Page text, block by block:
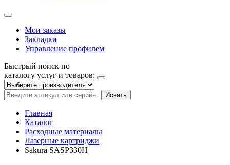
Мои заказы
Закладки
Управление профилем
Быстрый поиск по
каталогу услуг и товаров:
Искать
Главная
Каталог
Расходные материалы
Лазерные картриджи
Sakura SASP330H